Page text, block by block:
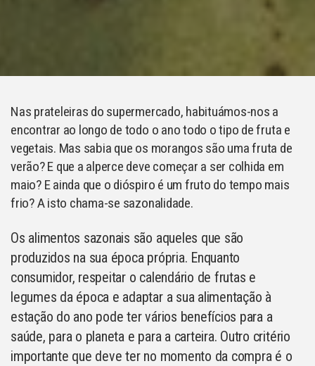
Nas prateleiras do supermercado, habituámos-nos a
encontrar ao longo de todo o ano todo o tipo de fruta e
vegetais. Mas sabia que os morangos são uma fruta de
verão? E que a alperce deve começar a ser colhida em
maio? E ainda que o dióspiro é um fruto do tempo mais
frio? A isto chama-se sazonalidade.
Os alimentos sazonais são aqueles que são
produzidos na sua época própria. Enquanto
consumidor, respeitar o calendário de frutas e
legumes da época e adaptar a sua alimentação à
estação do ano pode ter vários benefícios para a
saúde, para o planeta e para a carteira. Outro critério
importante que deve ter no momento da compra é o